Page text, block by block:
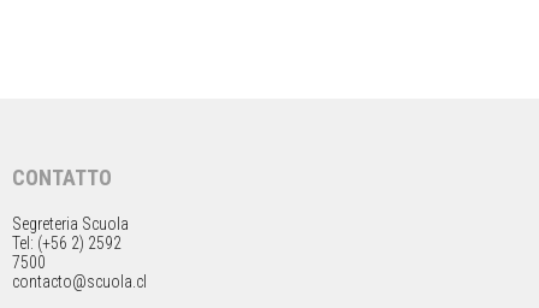
CONTATTO
Segreteria Scuola
Tel: (+56 2) 2592
7500
contacto@scuola.cl